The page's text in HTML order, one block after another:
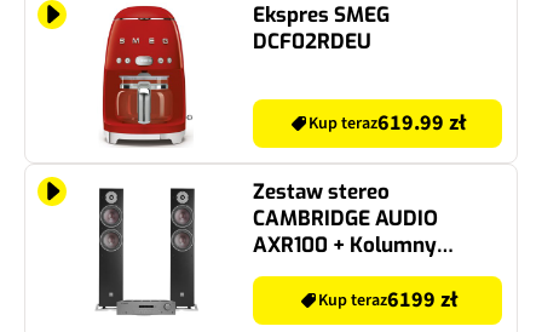
Ekspres SMEG
DCF02RDEU
Kup teraz619.99 zł
Zestaw stereo
CAMBRIDGE AUDIO
AXR100 + Kolumny
głośnikowe DALI OBERON
7 (Czarne)Kup teraz6199 zł